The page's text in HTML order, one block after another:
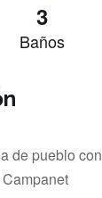
3
Baños
de pueblo